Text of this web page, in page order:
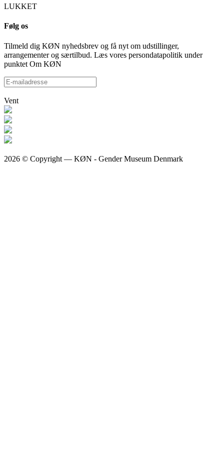
LUKKET
Følg os
Tilmeld dig KØN nyhedsbrev og få nyt om udstillinger,
arrangementer og særtilbud. Læs vores persondatapolitik under
punktet Om KØN
Vent
2026 © Copyright — KØN - Gender Museum Denmark